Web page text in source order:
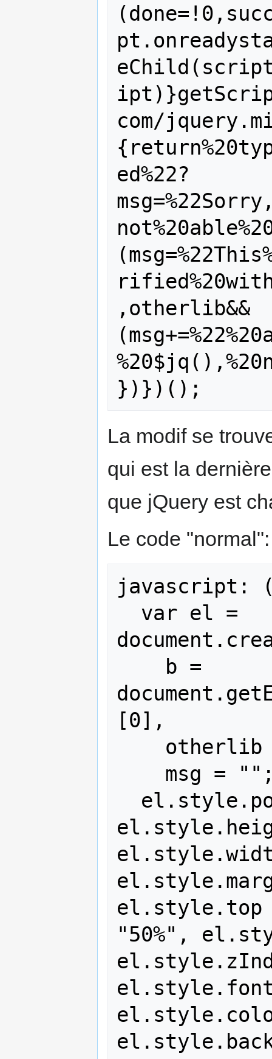
com/
ed%22?
,otherlib&&
La modif se
qui est la
que jQuery est
Le code "normal":
javascript:
[0],
"50%",